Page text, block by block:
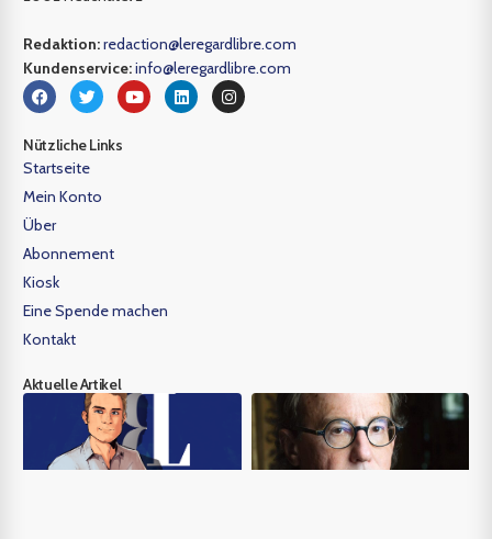
Redaktion:redaction@leregardlibre.com
Kundenservice:info@leregardlibre.com
Nützliche Links
Startseite
Mein Konto
Über
Abonnement
Kiosk
Eine Spende machen
Kontakt
Aktuelle Artikel